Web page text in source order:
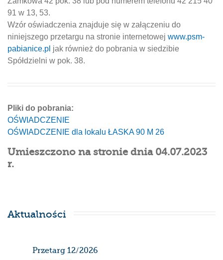
91 w 13, 53.
Wzór oświadczenia znajduje się w załączeniu do
niniejszego przetargu na stronie internetowej www.psm-
pabianice.pl jak również do pobrania w siedzibie
Spółdzielni w pok. 38.
Pliki do pobrania:
OŚWIADCZENIE
OŚWIADCZENIE dla lokalu ŁASKA 90 M 26
Umieszczono na stronie dnia 04.07.2023
r.
Aktualności
Przetarg 12/2026